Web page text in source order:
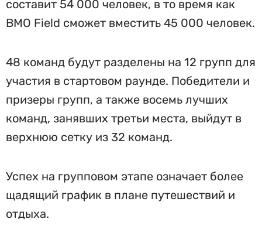
составит 54 000 человек, в то время как
BMO Field сможет вместить 45 000 человек.
48 команд будут разделены на 12 групп для
участия в стартовом раунде. Победители и
призеры групп, а также восемь лучших
команд, занявших третьи места, выйдут в
верхнюю сетку из 32 команд.
Успех на групповом этапе означает более
щадящий график в плане путешествий и
отдыха.